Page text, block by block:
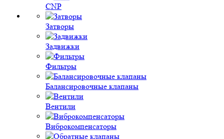
CNP
Затворы
Задвижки
Фильтры
Балансировочные клапаны
Вентили
Виброкомпенсаторы